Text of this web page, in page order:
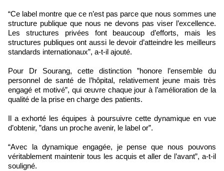
‎‎“Ce label montre que ce n’est pas parce que nous sommes une
structure publique que nous ne devons pas viser l’excellence.
Les structures privées font beaucoup d’efforts, mais les
structures publiques ont aussi le devoir d’atteindre les meilleurs
standards internationaux”, a-t-il ajouté.
‎‎Pour Dr Sourang, cette distinction ”honore l’ensemble du
personnel de santé de l’hôpital, relativement jeune mais très
engagé et motivé”, qui œuvre chaque jour à l’amélioration de la
qualité de la prise en charge des patients.
‎‎Il a exhorté les équipes à poursuivre cette dynamique en vue
d’obtenir, ”dans un proche avenir, le label or”.
‎‎“Avec la dynamique engagée, je pense que nous pouvons
véritablement maintenir tous les acquis et aller de l’avant”, a-t-il
souligné.